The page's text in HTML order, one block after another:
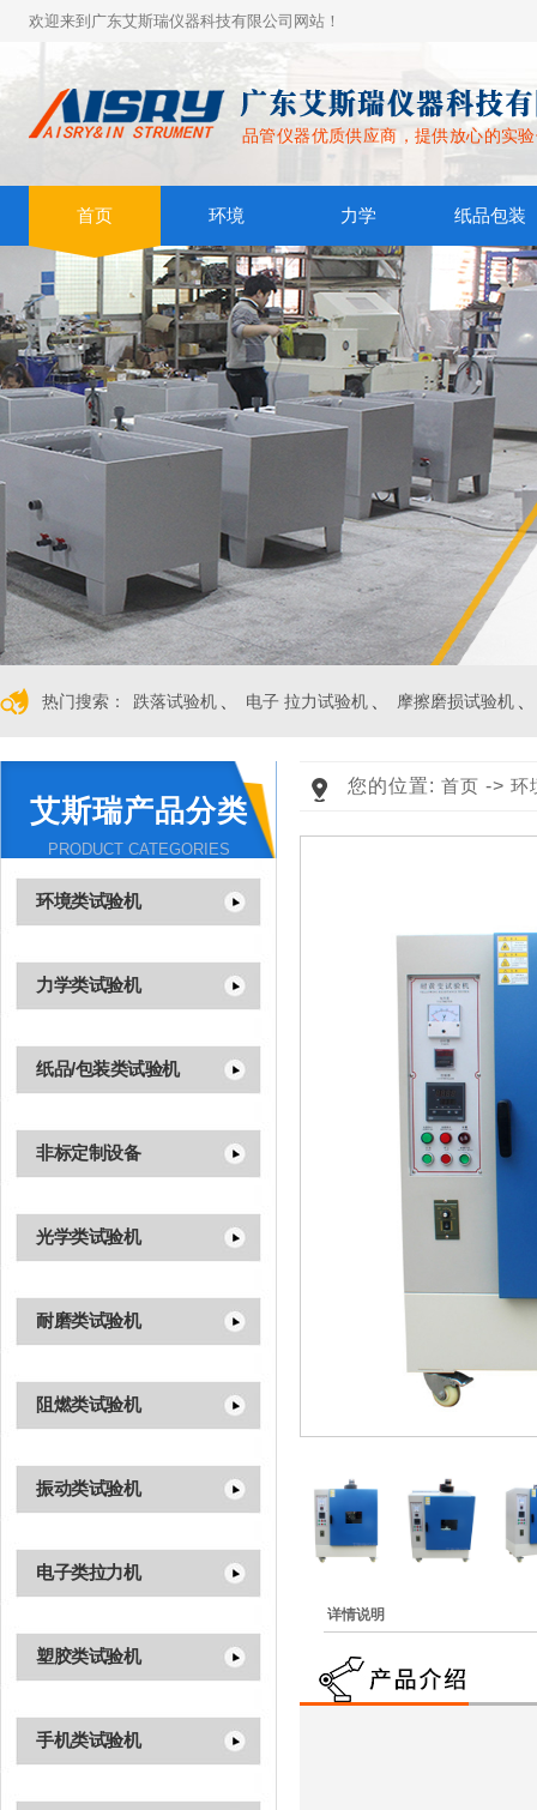
欢迎来到广东艾斯瑞仪器科技有限公司网站！
品管仪器优质供应商，提供放心的实
首页 环境 力学 纸品包装
热门搜索： 跌落试验机 电子 拉力试验机 摩擦磨损试验机
艾斯瑞产品分类
PRODUCT CATEGORIES
环境类试验机
力学类试验机
纸品/包装类试验机
非标定制设备
光学类试验机
耐磨类试验机
阻燃类试验机
振动类试验机
电子类拉力机
塑胶类试验机
手机类试验机
您的位置: 首页 -> 环
详情说明